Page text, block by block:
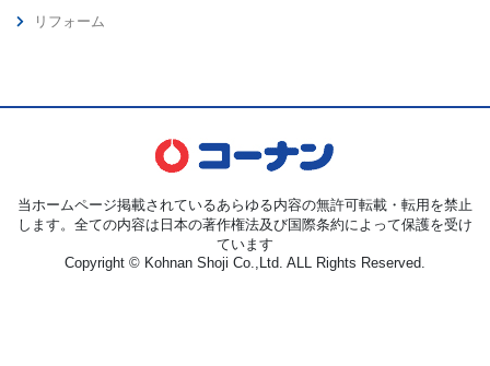
リフォーム
当ホームページ掲載されているあらゆる内容の無許可転載・転用を禁止
します。全ての内容は日本の著作権法及び国際条約によって保護を受け
ています
Copyright © Kohnan Shoji Co.,Ltd. ALL Rights Reserved.